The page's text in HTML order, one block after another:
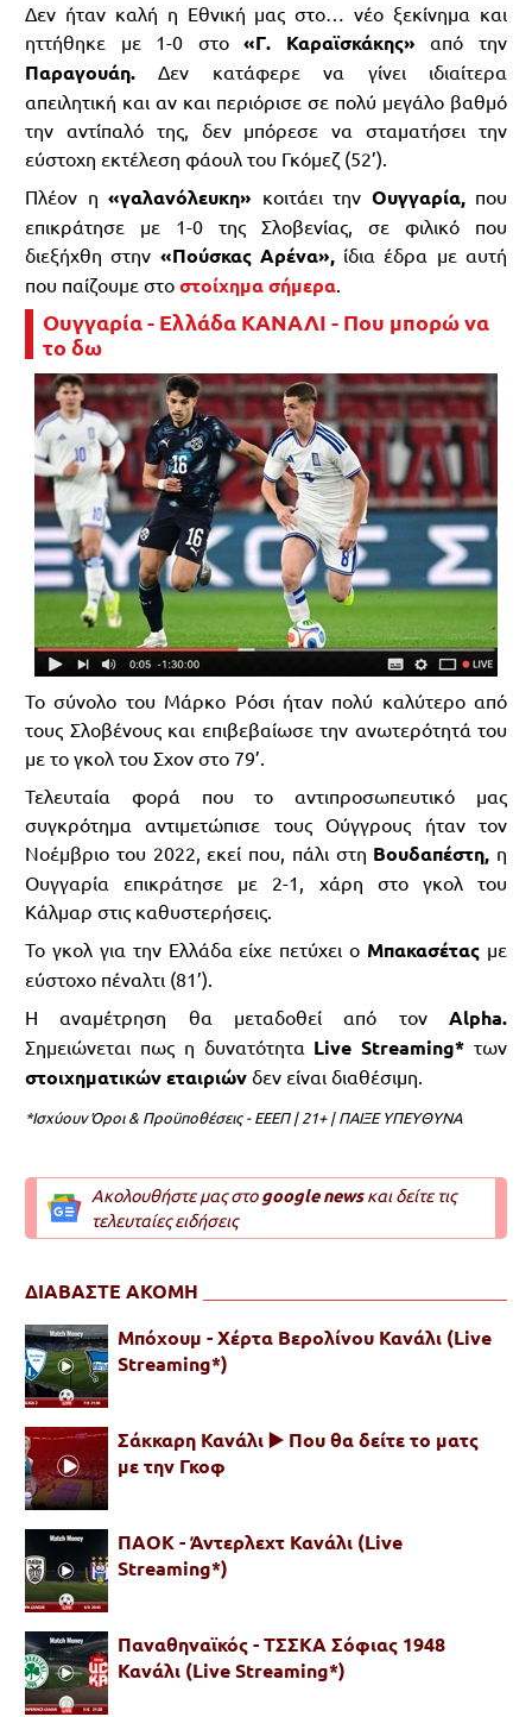
Δεν ήταν καλή η Εθνική μας στο… νέο ξεκίνημα και
ηττήθηκε με 1-0 στο«Γ. Καραϊσκάκης» από την
Παραγουάη. Δεν κατάφερε να γίνει ιδιαίτερα
απειλητική και αν και περιόρισε σε πολύ μεγάλο βαθμό
την αντίπαλό της, δεν μπόρεσε να σταματήσει την
εύστοχη εκτέλεση φάουλ του Γκόμεζ (52’).
Πλέον η «γαλανόλευκη» κοιτάει την Ουγγαρία,που
επικράτησε με 1-0 της Σλοβενίας, σε φιλικό που
διεξήχθη στην «Πούσκας Αρένα»,ίδια έδρα με αυτή
που παίζουμε στο στοίχημα σήμερα.
Ουγγαρία - Ελλάδα ΚΑΝΑΛΙ - Που μπορώ να
το δω
Το σύνολο του Μάρκο Ρόσι ήταν πολύ καλύτερο από
τους Σλοβένους και επιβεβαίωσε την ανωτερότητά του
με το γκολ του Σχον στο 79’.
Τελευταία φορά που το αντιπροσωπευτικό μας
συγκρότημα αντιμετώπισε τους Ούγγρους ήταν τον
Νοέμβριο του 2022, εκεί που, πάλι στη Βουδαπέστη, η
Ουγγαρία επικράτησε με 2-1, χάρη στο γκολ του
Κάλμαρ στις καθυστερήσεις.
Το γκολ για την Ελλάδα είχε πετύχει ο Μπακασέτας με
εύστοχο πέναλτι (81’).
Η αναμέτρηση θα μεταδοθεί από τον Alpha.
Σημειώνεται πως η δυνατότητα Live Streaming* των
στοιχηματικών εταιριών δεν είναι διαθέσιμη.
*Ισχύουν Όροι & Προϋποθέσεις - ΕΕΕΠ | 21+ | ΠΑΙΞΕ ΥΠΕΥΘΥΝΑ
Ακολουθήστε μας στοgoogle newsκαι δείτε τις
τελευταίες ειδήσεις
ΔΙΑΒΑΣΤΕ ΑΚΟΜΗ
Μπόχουμ - Χέρτα Βερολίνου Κανάλι (Live
Streaming*)
Σάκκαρη Κανάλι ▶️ Που θα δείτε το ματς
με την Γκοφ
ΠΑΟΚ - Άντερλεχτ Κανάλι (Live
Streaming*)
Παναθηναϊκός - ΤΣΣΚΑ Σόφιας 1948
Κανάλι (Live Streaming*)